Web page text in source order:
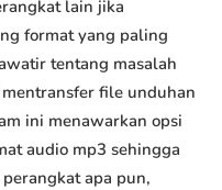
lain jika
format yang paling
tentang masalah
file unduhan
ini menawarkan opsi
audio mp3 sehingga
apa pun,